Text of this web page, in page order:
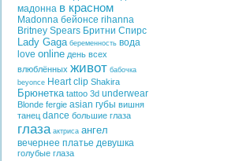
мадонна в красном
Madonna бейонсе rihanna
Britney Spears Бритни Спирс
Lady Gaga беременность вода
love online день всех
влюблённых живот бабочка
beyonce Heart clip Shakira
Брюнетка tattoo 3d underwear
Blonde fergie asian губы вишня
танец dance большие глаза
глаза актриса ангел
вечернее платье девушка
голубые глаза